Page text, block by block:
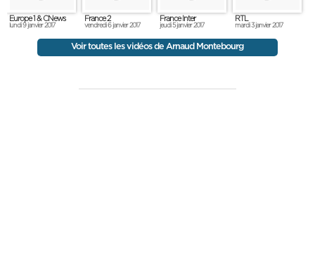
Europe 1 & CNews
lundi 9 janvier 2017
France 2
vendredi 6 janvier 2017
France Inter
jeudi 5 janvier 2017
RTL
mardi 3 janvier 2017
Voir toutes les vidéos de Arnaud Montebourg